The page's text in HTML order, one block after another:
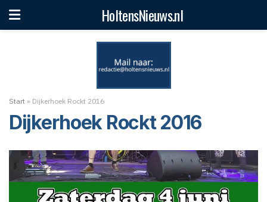
HoltensNieuws.nl
Start » Dijkerhoek Rockt 2016
Dijkerhoek Rockt 2016